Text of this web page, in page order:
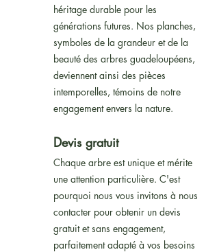
héritage durable pour les
générations futures. Nos planches,
symboles de la grandeur et de la
beauté des arbres guadeloupéens,
deviennent ainsi des pièces
intemporelles, témoins de notre
engagement envers la nature.
Devis gratuit
Chaque arbre est unique et mérite
une attention particulière. C'est
pourquoi nous vous invitons à nous
contacter pour obtenir un devis
gratuit et sans engagement,
parfaitement adapté à vos besoins